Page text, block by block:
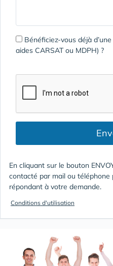
Bénéficiez-vous déjà
aides CARSAT ou MDPH) ?
En cliquant sur le bouton
contacté par mail ou
répondant à votre demande.
Conditions d'utilisation